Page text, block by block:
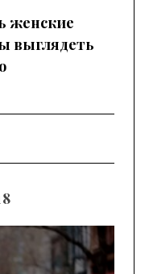
женские
выглядеть